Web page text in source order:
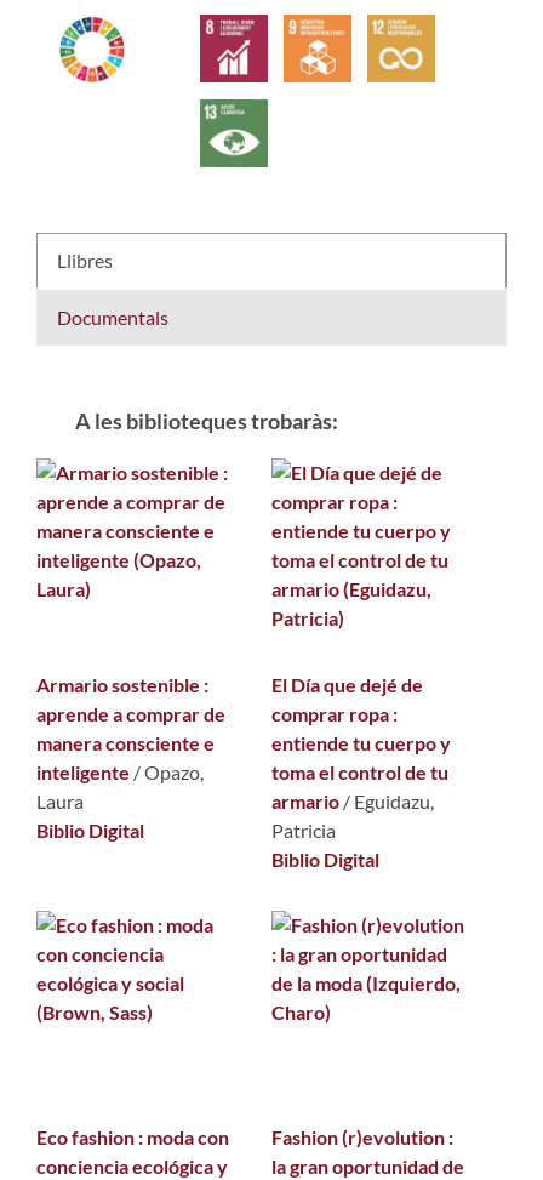
Llibres
Documentals
A les biblioteques trobaràs:
Armario sostenible :
aprende a comprar de
manera consciente e
inteligente /Opazo,
Laura
Biblio Digital
El Día que dejé de
comprar ropa :
entiende tu cuerpo y
toma el control de tu
armario / Eguidazu,
Patricia
Biblio Digital
Eco fashion : moda con
conciencia ecológica y
Fashion (r)evolution :
la gran oportunidad de